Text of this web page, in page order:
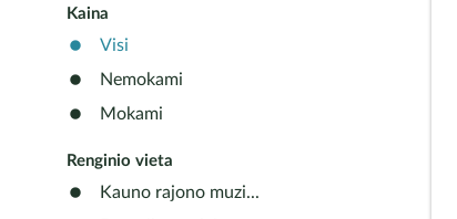
Kaina
Visi
Nemokami
Mokami
Renginio vieta
Kauno rajono muzi...